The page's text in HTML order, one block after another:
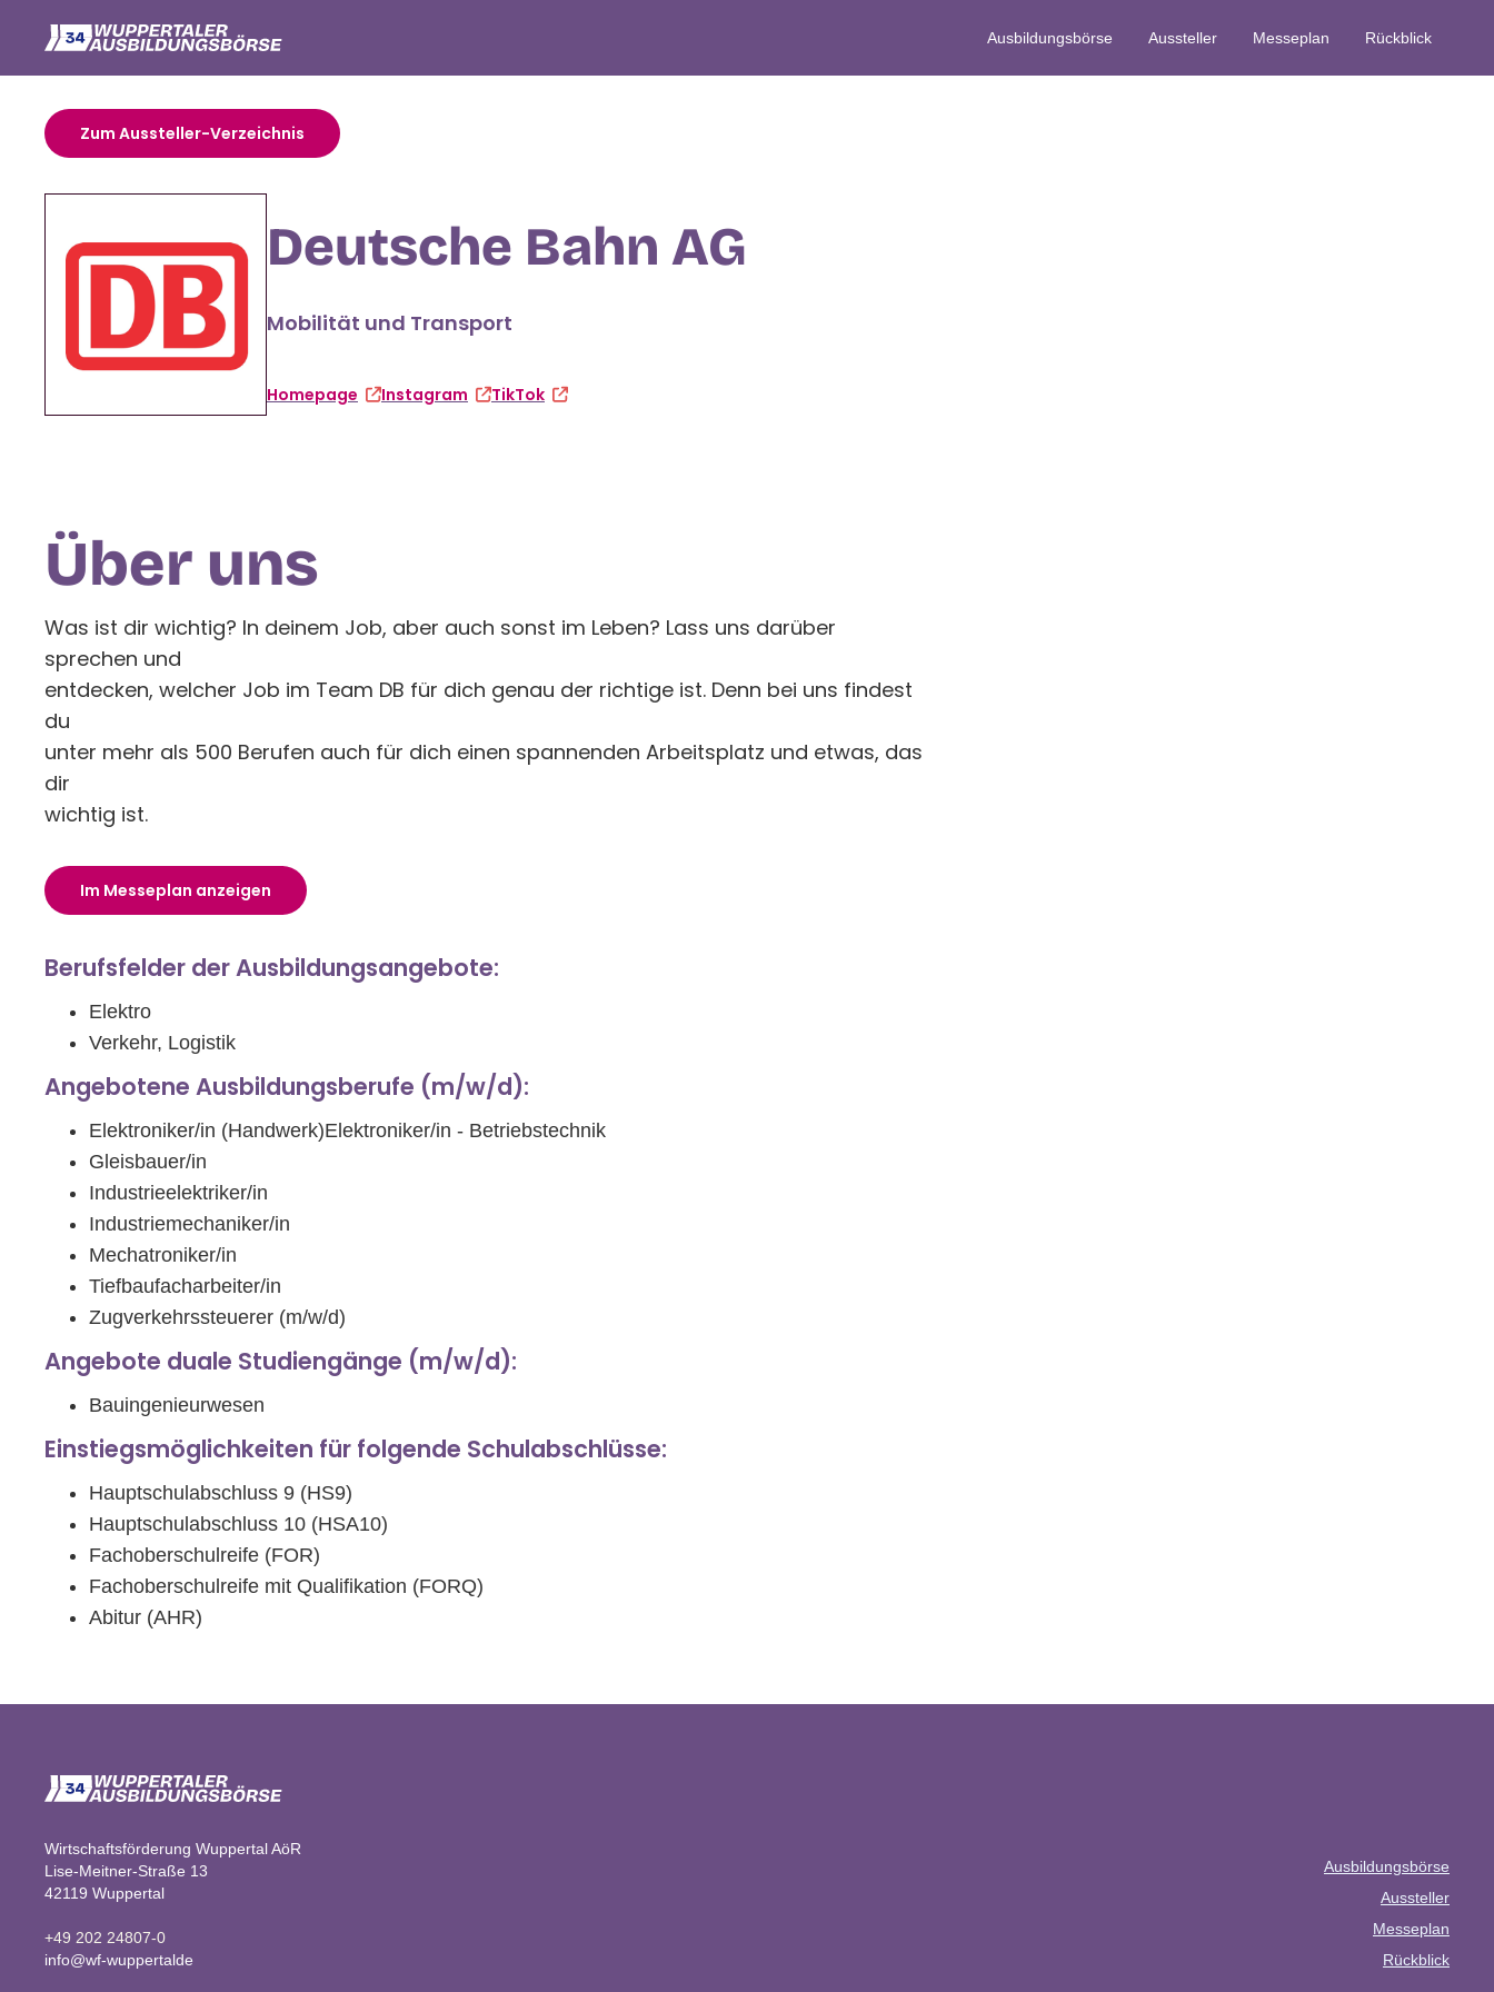
Ausbildungsbörse Aussteller Messeplan Rückblick
Zum Aussteller-Verzeichnis
Deutsche Bahn AG
Mobilität und Transport
Homepage Instagram TikTok
‍Über uns
Was ist dir wichtig? In deinem Job, aber auch sonst im Leben? Lass uns darüber
sprechen und
entdecken, welcher Job im Team DB für dich genau der richtige ist. Denn bei uns findest
du
unter mehr als 500 Berufen auch für dich einen spannenden Arbeitsplatz und etwas, das
dir
wichtig ist.
Im Messeplan anzeigen
Berufsfelder der Ausbildungsangebote:
Elektro
Verkehr, Logistik
Angebotene Ausbildungsberufe (m/w/d):
Elektroniker/in (Handwerk)Elektroniker/in - Betriebstechnik
Gleisbauer/in
Industrieelektriker/in
Industriemechaniker/in
Mechatroniker/in
Tiefbaufacharbeiter/in
Zugverkehrssteuerer (m/w/d)
Angebote duale Studiengänge (m/w/d):
Bauingenieurwesen
Einstiegsmöglichkeiten für folgende Schulabschlüsse:
Hauptschulabschluss 9 (HS9)
Hauptschulabschluss 10 (HSA10)
Fachoberschulreife (FOR)
Fachoberschulreife mit Qualifikation (FORQ)
Abitur (AHR)
Wirtschaftsförderung Wuppertal AöR
Lise-Meitner-Straße 13
42119 Wuppertal
+49 202 24807-0
info@wf-wuppertalde
Ausbildungsbörse
Aussteller
Messeplan
Rückblick